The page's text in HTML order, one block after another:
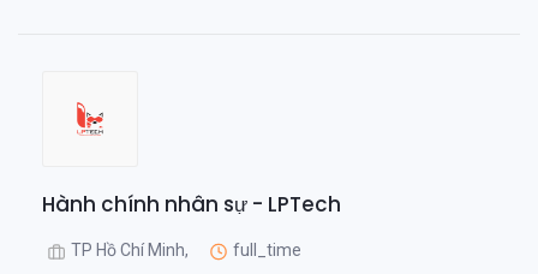
Hành chính nhân sự - LPTech
TP Hồ Chí Minh, full_time